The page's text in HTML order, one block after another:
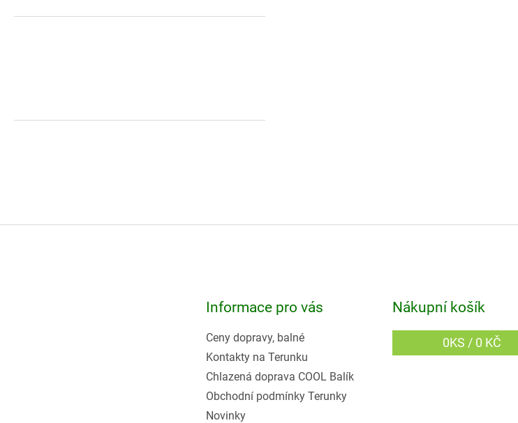
Informace pro vás
Ceny dopravy, balné
Kontakty na Terunku
Chlazená doprava COOL Balík
Obchodní podmínky Terunky
Novinky
Nákupní košík
0KS / 0 KČ